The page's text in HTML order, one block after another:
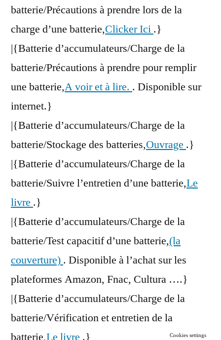
batterie/Précautions à prendre lors de la
charge d’une batterie,Clicker Ici .}
|{Batterie d’accumulateurs/Charge de la
batterie/Précautions à prendre pour remplir
une batterie,A voir et à lire. . Disponible sur
internet.}
|{Batterie d’accumulateurs/Charge de la
batterie/Stockage des batteries,Ouvrage .}
|{Batterie d’accumulateurs/Charge de la
batterie/Suivre l’entretien d’une batterie,Le
livre .}
|{Batterie d’accumulateurs/Charge de la
batterie/Test capacitif d’une batterie,(la
couverture) . Disponible à l’achat sur les
plateformes Amazon, Fnac, Cultura ….}
|{Batterie d’accumulateurs/Charge de la
batterie/Vérification et entretien de la
batterie,Le livre .} Cookies settings